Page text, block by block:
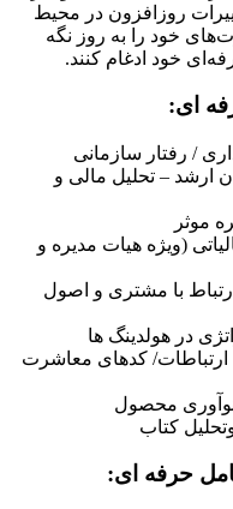
روزافزون در محیط
خود را به ‌روز نگه
خود ادغام کنند.
ای:
/ رفتار سازمانی
ارشد – تحلیل مالی و
موثر
(ویژه هیات مدیره و
با مشتری و اصول
در هولدینگ ها
ارتباطات/ کدهای معاشرت
نوآوری محصول
کتاب
حرفه ای: